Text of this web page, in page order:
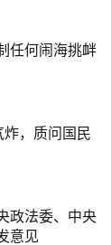
任何闹海挑衅
炸，质问国民
政法委、中央
意见